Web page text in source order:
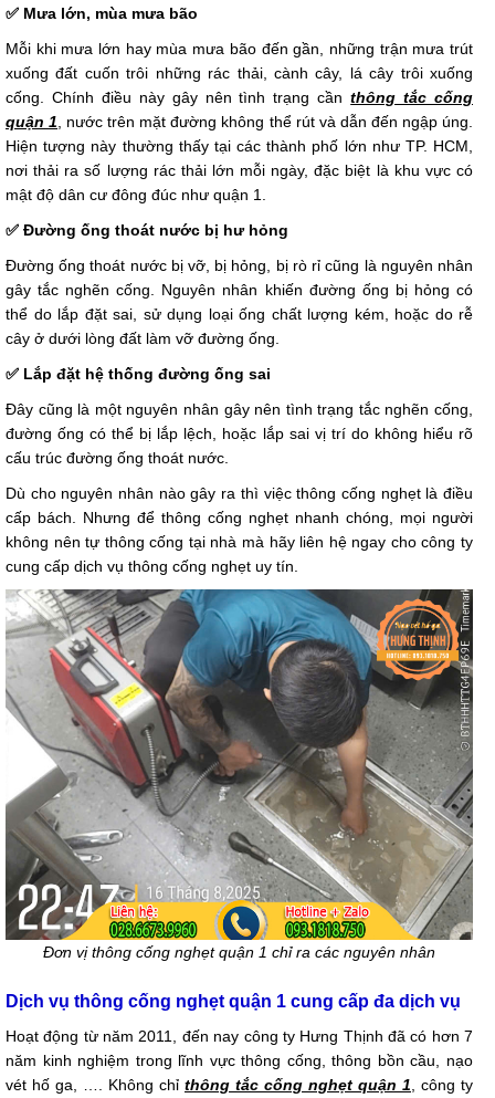
✅ Mưa lớn, mùa mưa bão
Mỗi khi mưa lớn hay mùa mưa bão đến gần, những trận mưa trút
xuống đất cuốn trôi những rác thải, cành cây, lá cây trôi xuống
cống. Chính điều này gây nên tình trạng cầnthông tắc cống
quận 1 , nước trên mặt đường không thể rút và dẫn đến ngập úng.
Hiện tượng này thường thấy tại các thành phố lớn như TP. HCM,
nơi thải ra số lượng rác thải lớn mỗi ngày, đặc biệt là khu vực có
mật độ dân cư đông đúc như quận 1.
✅ Đường ống thoát nước bị hư hỏng
Đường ống thoát nước bị vỡ, bị hỏng, bị rò rỉ cũng là nguyên nhân
gây tắc nghẽn cống. Nguyên nhân khiến đường ống bị hỏng có
thể do lắp đặt sai, sử dụng loại ống chất lượng kém, hoặc do rễ
cây ở dưới lòng đất làm vỡ đường ống.
✅ Lắp đặt hệ thống đường ống sai
Đây cũng là một nguyên nhân gây nên tình trạng tắc nghẽn cống,
đường ống có thể bị lắp lệch, hoặc lắp sai vị trí do không hiểu rõ
cấu trúc đường ống thoát nước.
Dù cho nguyên nhân nào gây ra thì việc thông cống nghẹt là điều
cấp bách. Nhưng để thông cống nghẹt nhanh chóng, mọi người
không nên tự thông cống tại nhà mà hãy liên hệ ngay cho công ty
cung cấp dịch vụ thông cống nghẹt uy tín.
Đơn vị thông cống nghẹt quận 1 chỉ ra các nguyên nhân
Dịch vụ thông cống nghẹt quận 1 cung cấp đa dịch vụ
Hoạt động từ năm 2011, đến nay công ty Hưng Thịnh đã có hơn 7
năm kinh nghiệm trong lĩnh vực thông cống, thông bồn cầu, nạo
vét hố ga, …. Không chỉ thông tắc cống nghẹt quận 1 , công ty